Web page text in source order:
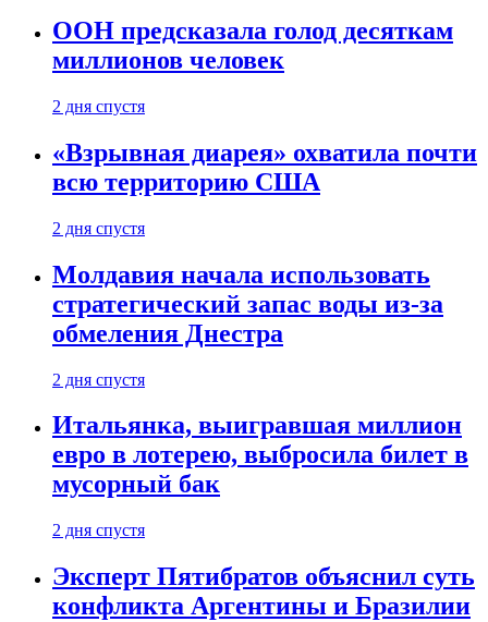
ООН предсказала голод десяткам
миллионов человек
2 дня спустя
«Взрывная диарея» охватила почти
всю территорию США
2 дня спустя
Молдавия начала использовать
стратегический запас воды из-за
обмеления Днестра
2 дня спустя
Итальянка, выигравшая миллион
евро в лотерею, выбросила билет в
мусорный бак
2 дня спустя
Эксперт Пятибратов объяснил суть
конфликта Аргентины и Бразилии